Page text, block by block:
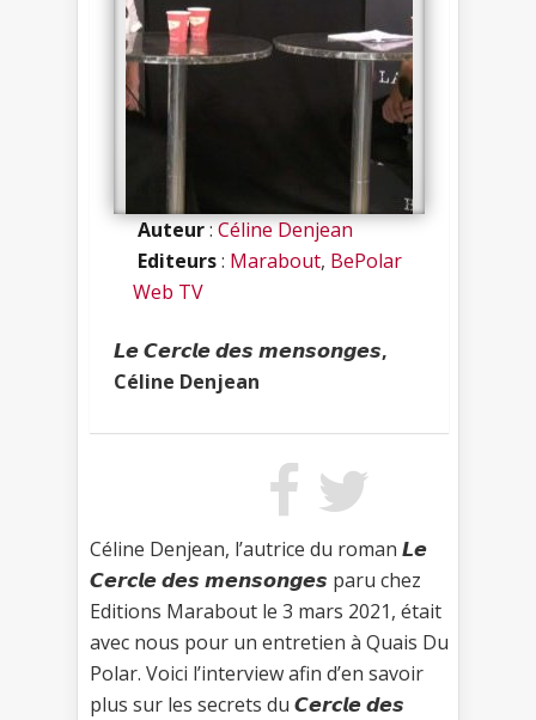
Auteur:Céline Denjean
Editeurs: Marabout, BePolar
Web TV
𝙇𝙚 𝘾𝙚𝙧𝙘𝙡𝙚 𝙙𝙚𝙨 𝙢𝙚𝙣𝙨𝙤𝙣𝙜𝙚𝙨,
Céline Denjean
Céline Denjean, l’autrice du roman 𝙇𝙚
𝘾𝙚𝙧𝙘𝙡𝙚 𝙙𝙚𝙨 𝙢𝙚𝙣𝙨𝙤𝙣𝙜𝙚𝙨 paru chez
Editions Marabout le 3 mars 2021, était
avec nous pour un entretien à Quais Du
Polar. Voici l’interview afin d’en savoir
plus sur les secrets du 𝘾𝙚𝙧𝙘𝙡𝙚 𝙙𝙚𝙨